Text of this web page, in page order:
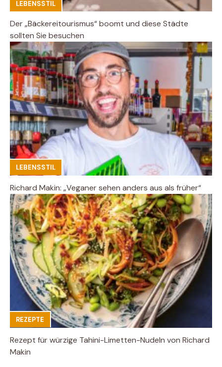
LEBENSSTIL
Der „Bäckereitourismus“ boomt und diese Städte
sollten Sie besuchen
LEBENSSTIL
Richard Makin: „Veganer sehen anders aus als früher“
REZEPTE
Rezept für würzige Tahini-Limetten-Nudeln von Richard
Makin